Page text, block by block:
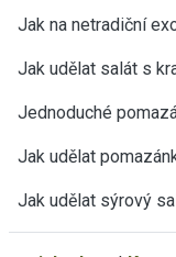
Jak na netradiční
Jak udělat salát s
Jednoduché
Jak udělat
Jak udělat sýrový